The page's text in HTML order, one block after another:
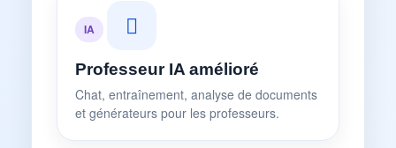
IA
Professeur IA amélioré
Chat, entraînement, analyse de documents
et générateurs pour les professeurs.